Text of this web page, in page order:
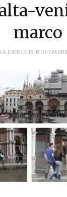
marco
À JOUR LE15